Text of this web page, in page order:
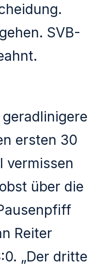
SVB-
ersten 30
vermissen
über die
Reiter
„Der dritte